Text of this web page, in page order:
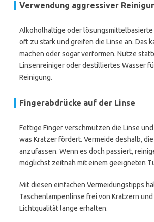
Verwendung aggressiver
Alkoholhaltige oder lösungsmittelbasierte
oft zu stark und greifen die Linse an. Das
machen oder sogar verformen. Nutze
Linsenreiniger oder destilliertes Wasser
Reinigung.
Fingerabdrücke auf der Linse
Fettige Finger verschmutzen die Linse
was Kratzer fördert. Vermeide deshalb,
anzufassen. Wenn es doch passiert,
möglichst zeitnah mit einem geeigneten
Mit diesen einfachen Vermeidungstipps
Taschenlampenlinse frei von Kratzern
Lichtqualität lange erhalten.